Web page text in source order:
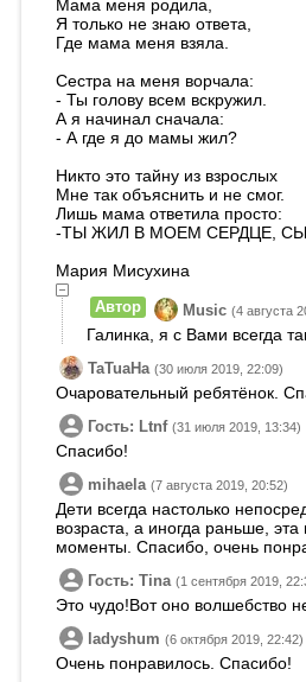
Мама меня родила,
Я только не знаю ответа,
Где мама меня взяла.
Сестра на меня ворчала:
- Ты голову всем вскружил.
А я начинал сначала:
- А где я до мамы жил?
Никто это тайну из взрослых
Мне так объяснить и не смог.
Лишь мама ответила просто:
-ТЫ ЖИЛ В МОЕМ СЕРДЦЕ,
Мария Мисухина
Автор Music (4 августа
Галинка, я с Вами всегда
TaTuaHa (30 июля 2019, 22:09)
Очаровательный ребятёнок.
Гость: Ltnf (31 июля 2019, 13:34)
Спасибо!
mihaela (7 августа 2019, 20:52)
Дети всегда настолько
возраста, а иногда раньше,
моменты. Спасибо, очень
Гость: Tina (1 сентября 2019,
Это чудо!Вот оно волшебство
ladyshum (6 октября 2019, 22:42)
Очень понравилось. Спасибо!